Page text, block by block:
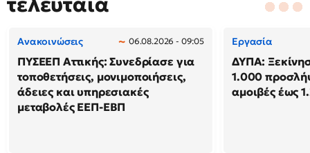
Ανακοινώσεις 06.08.2026 - 09:05
ΠΥΣΕΕΠ Αττικής: Συνεδρίασε για
τοποθετήσεις, μονιμοποιήσεις,
άδειες και υπηρεσιακές
μεταβολές ΕΕΠ-ΕΒΠ
Εργασία
ΔΥΠΑ:
1.000
αμοιβές έως